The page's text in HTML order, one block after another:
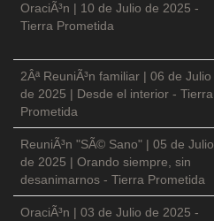
OraciÃ³n | 10 de Julio de 2025 -
Tierra Prometida
2Âª ReuniÃ³n familiar | 06 de Julio
de 2025 | Desde el interior - Tierra
Prometida
ReuniÃ³n "SÃ© Sano" | 05 de Julio
de 2025 | Orando siempre, sin
desanimarnos - Tierra Prometida
OraciÃ³n | 03 de Julio de 2025 -